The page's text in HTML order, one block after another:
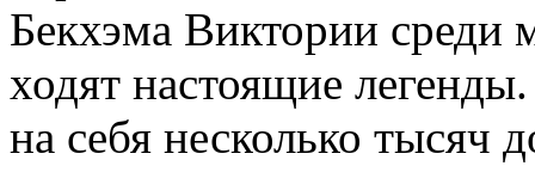
Бекхэма Виктории
ходят настоящие
на себя несколько тысяч